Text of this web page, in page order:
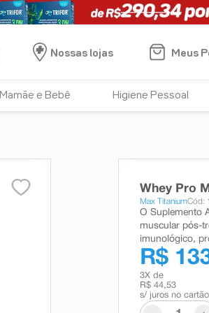
Nossas lojas
Meus
Mamãe e Bebê Higiene Pessoal
Whey Pro
Max TitaniumCód:
O Suplemento
muscular pós-
imunológico,
R$
3X de
R$ 44,53
s/ juros no cartão